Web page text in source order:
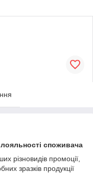
споживача
різновидів промоції,
зразків продукції